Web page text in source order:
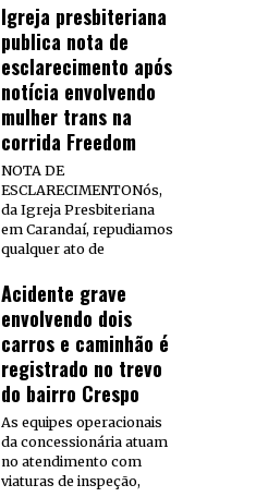
Igreja presbiteriana
publica nota de
esclarecimento após
notícia envolvendo
mulher trans na
corrida Freedom
NOTA DE
ESCLARECIMENTONós,
da Igreja Presbiteriana
em Carandaí, repudiamos
qualquer ato de
Acidente grave
envolvendo dois
carros e caminhão é
registrado no trevo
do bairro Crespo
As equipes operacionais
da concessionária atuam
no atendimento com
viaturas de inspeção,